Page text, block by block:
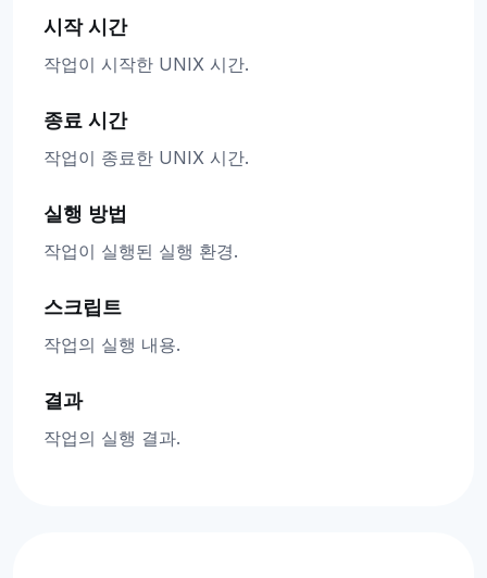
시작 시간
작업이 시작한 UNIX 시간.
종료 시간
작업이 종료한 UNIX 시간.
실행 방법
작업이 실행된 실행 환경.
스크립트
작업의 실행 내용.
결과
작업의 실행 결과.